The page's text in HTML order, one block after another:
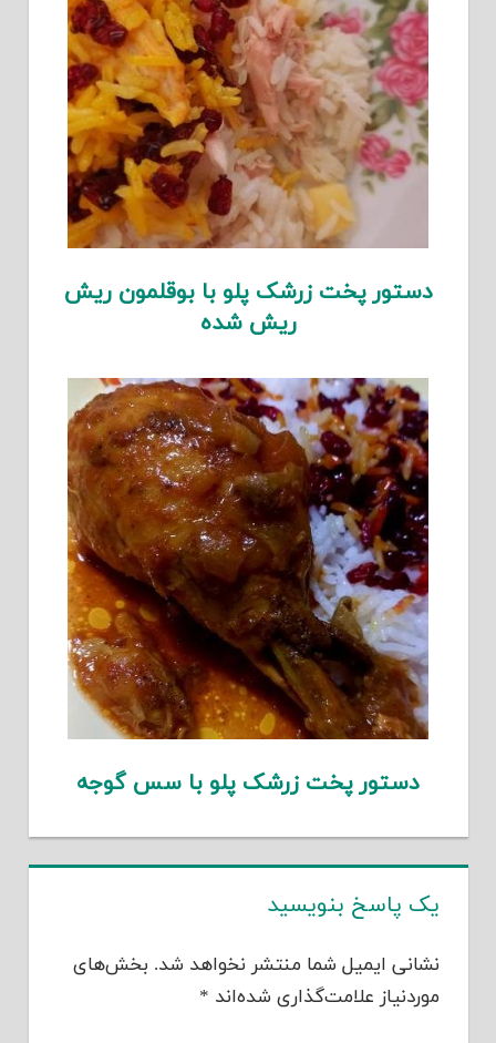
دستور پخت زرشک پلو با بوقلمون ریش
ریش شده
دستور پخت زرشک پلو با سس گوجه
یک پاسخ بنویسید
نشانی ایمیل شما منتشر نخواهد شد. بخش‌های
موردنیاز علامت‌گذاری شده‌اند *